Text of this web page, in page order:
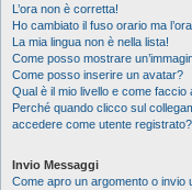
L’ora non è corretta!
Ho cambiato il fuso orario ma
La mia lingua non è nella lista!
Come posso mostrare
Come posso inserire un avatar?
Qual è il mio livello e come faccio
Perché quando clicco sul
accedere come utente registrato?
Invio Messaggi
Come apro un argomento o invio